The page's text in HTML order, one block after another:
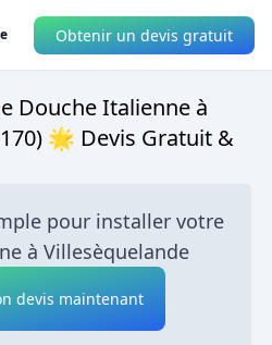
Obtenir un devis gratuit
Douche Italienne à
🌟 Devis Gratuit &
pour installer votre
à Villesèquelande
devis maintenant